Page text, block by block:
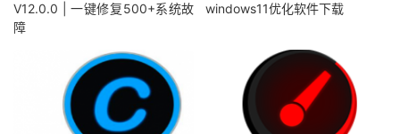
V12.0.0 | 一键修复500+系统故
障
windows11优化软件下载